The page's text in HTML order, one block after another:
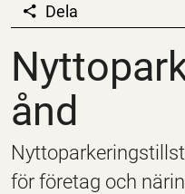
Dela
ånd
för företag och